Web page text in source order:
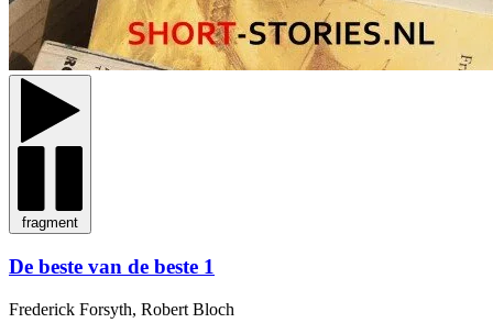
fragment
De beste van de beste 1
Frederick Forsyth, Robert Bloch